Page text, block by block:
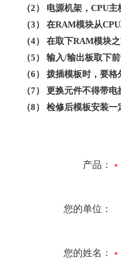
（2） 电源机架，CPU
（3） 在RAM模块从
（4） 在取下RAM模块
（5） 输入/输出板取下
（6） 拨插模板时，要
（7） 更换元件不得带电
（8） 检修后模板安装
产品：
您的单位：
您的姓名：